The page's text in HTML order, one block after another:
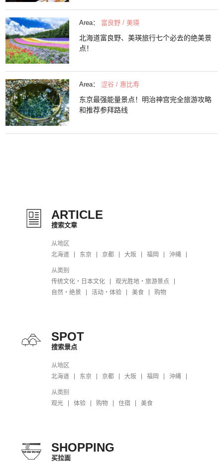
Area： 富良野 / 美瑛
北海道富良野、美瑛旅行七个必去的绝美景
点！
Area： 涩谷 / 惠比寿
东京最强能量景点！明治神宫完全旅游攻略
和推荐参拜路线
ARTICLE
搜索文章
从地区
北海道
东京 京都 大阪 福岡 沖縄
从类别
传统文化・日本文化
观光胜地・旅游景点
自然・绝景
活动・体验 美食 购物
SPOT
搜索景点
从地区
北海道
东京 京都 大阪 福岡 沖縄
从类别
观光
体验 购物 住宿 美食
SHOPPING
买拉面